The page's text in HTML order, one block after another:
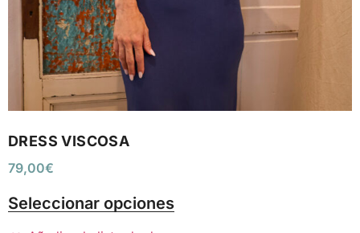
DRESS VISCOSA
79,00€
Seleccionar opciones